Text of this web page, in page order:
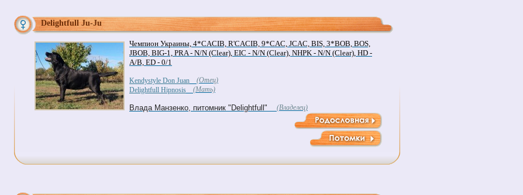
Delightfull Ju-Ju
Чемпион Украины, 4*CACIB, R'CACIB, 9*CAC, JCAC, BIS, 3*BOB, BOS,
JBOB, BIG-1, PRA - N/N (Clear), EIC - N/N (Clear), NHPK - N/N (Clear), HD -
A/B, ED - 0/1
Kendystyle Don Juan
(Отец)
Delightfull Hipnosis
(Мать)
Влада Манзенко, питомник "Delightfull" (Владелец)